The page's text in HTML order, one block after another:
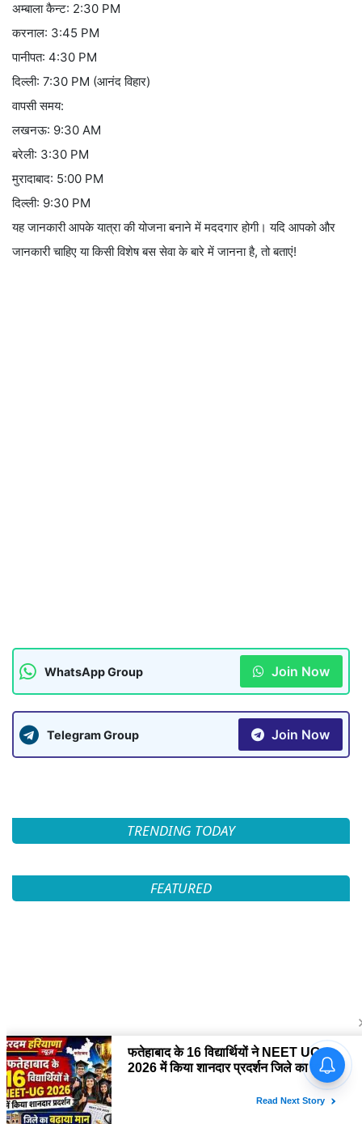
अम्बाला कैन्ट: 2:30 PM
करनाल: 3:45 PM
पानीपत: 4:30 PM
दिल्ली: 7:30 PM (आनंद विहार)
वापसी समय:
लखनऊ: 9:30 AM
बरेली: 3:30 PM
मुरादाबाद: 5:00 PM
दिल्ली: 9:30 PM
यह जानकारी आपके यात्रा की योजना बनाने में मददगार होगी। यदि आपको और
जानकारी चाहिए या किसी विशेष बस सेवा के बारे में जानना है, तो बताएं!
WhatsApp Group Join Now
Telegram Group Join Now
TRENDING TODAY
FEATURED